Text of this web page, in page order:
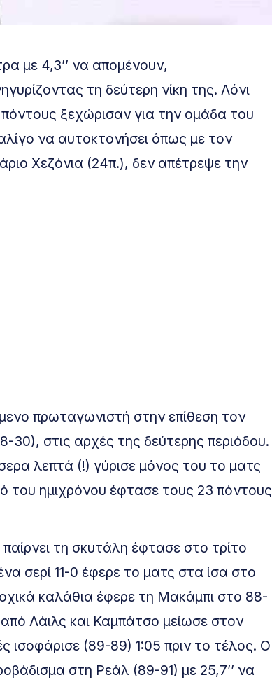
με 4,3’’ να απομένουν,
τη δεύτερη νίκη της. Λόνι
πόντους ξεχώρισαν για την ομάδα του
να αυτοκτονήσει όπως με τον
Χεζόνια (24π.), δεν απέτρεψε την
πρωταγωνιστή στην επίθεση τον
30), στις αρχές της δεύτερης περιόδου.
λεπτά (!) γύρισε μόνος του το ματς
του ημιχρόνου έφτασε τους 23 πόντους
τη σκυτάλη έφτασε στο τρίτο
σερί 11-0 έφερε το ματς στα ίσα στο
καλάθια έφερε τη Μακάμπι στο 88-
Λάιλς και Καμπάτσο μείωσε στον
(89-89) 1:05 πριν το τέλος. Ο
στη Ρεάλ (89-91) με 25,7’’ να